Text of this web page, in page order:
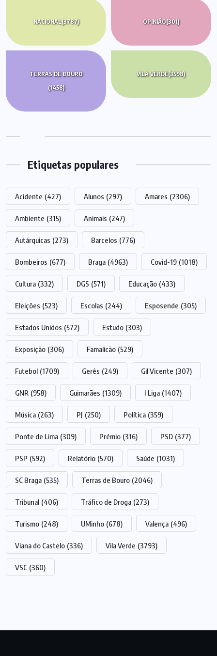
NACIONAL(3787) OPINIÃO(301)
TERRAS DE BOURO
(1458)
VILA VERDE(3598)
Etiquetas populares
Acidente (427) Alunos (297) Amares (2306)
Ambiente (315) Animais (247)
Autárquicas (273) Barcelos (776)
Bombeiros (677) Braga (4963) Covid-19 (1018)
Cultura (332) DGS (571) Educação (433)
Eleições (523) Escolas (244) Esposende (305)
Estados Unidos (572) Estudo (303)
Exposição (306) Famalicão (529)
Futebol (1709) Gerês (249) Gil Vicente (307)
GNR (958) Guimarães (1309) I Liga (1407)
Música (263) PJ (250) Política (359)
Ponte de Lima (309) Prémio (316) PSD (377)
PSP (592) Relatório (570) Saúde (1031)
SC Braga (535) Terras de Bouro (2046)
Tribunal (406) Tráfico de Droga (273)
Turismo (248) UMinho (678) Valença (496)
Viana do Castelo (336) Vila Verde (3793)
VSC (360)